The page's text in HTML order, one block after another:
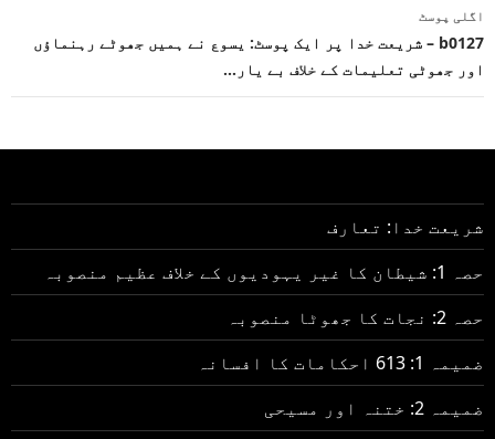
اگلی پوسٹ
b0127 – شریعت خدا پر ایک پوسٹ: یسوع نے ہمیں جھوٹے رہنماؤں
اور جھوٹی تعلیمات کے خلاف بے یار…
شریعت خدا: تعارف
حصہ 1: شیطان کا غیر یہودیوں کے خلاف عظیم منصوبہ
حصہ 2: نجات کا جھوٹا منصوبہ
ضمیمہ 1: 613 احکامات کا افسانہ
ضمیمہ 2: ختنہ اور مسیحی